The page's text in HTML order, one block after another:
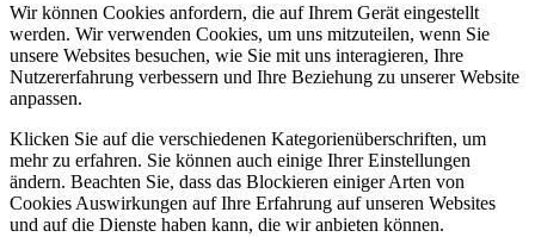
Wir können Cookies anfordern, die auf Ihrem Gerät eingestellt
werden. Wir verwenden Cookies, um uns mitzuteilen, wenn Sie
unsere Websites besuchen, wie Sie mit uns interagieren, Ihre
Nutzererfahrung verbessern und Ihre Beziehung zu unserer Website
anpassen.
Klicken Sie auf die verschiedenen Kategorienüberschriften, um
mehr zu erfahren. Sie können auch einige Ihrer Einstellungen
ändern. Beachten Sie, dass das Blockieren einiger Arten von
Cookies Auswirkungen auf Ihre Erfahrung auf unseren Websites
und auf die Dienste haben kann, die wir anbieten können.